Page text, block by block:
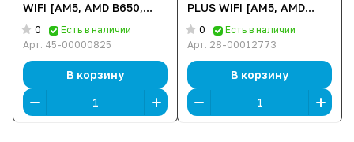
WIFI [AM5, AMD B650,
4xDDR 5, 3xM.2, 2xPCI-E
x16, Standard-ATX]
0
Есть в наличии
Арт. 45-00000825
В корзину
PLUS WIFI [AM5, AMD
B650, 4xDDR 5, 3xM.2,
2xPCI-E x16, Standard-
0
Есть в наличии
Арт. 28-00012773
В корзину